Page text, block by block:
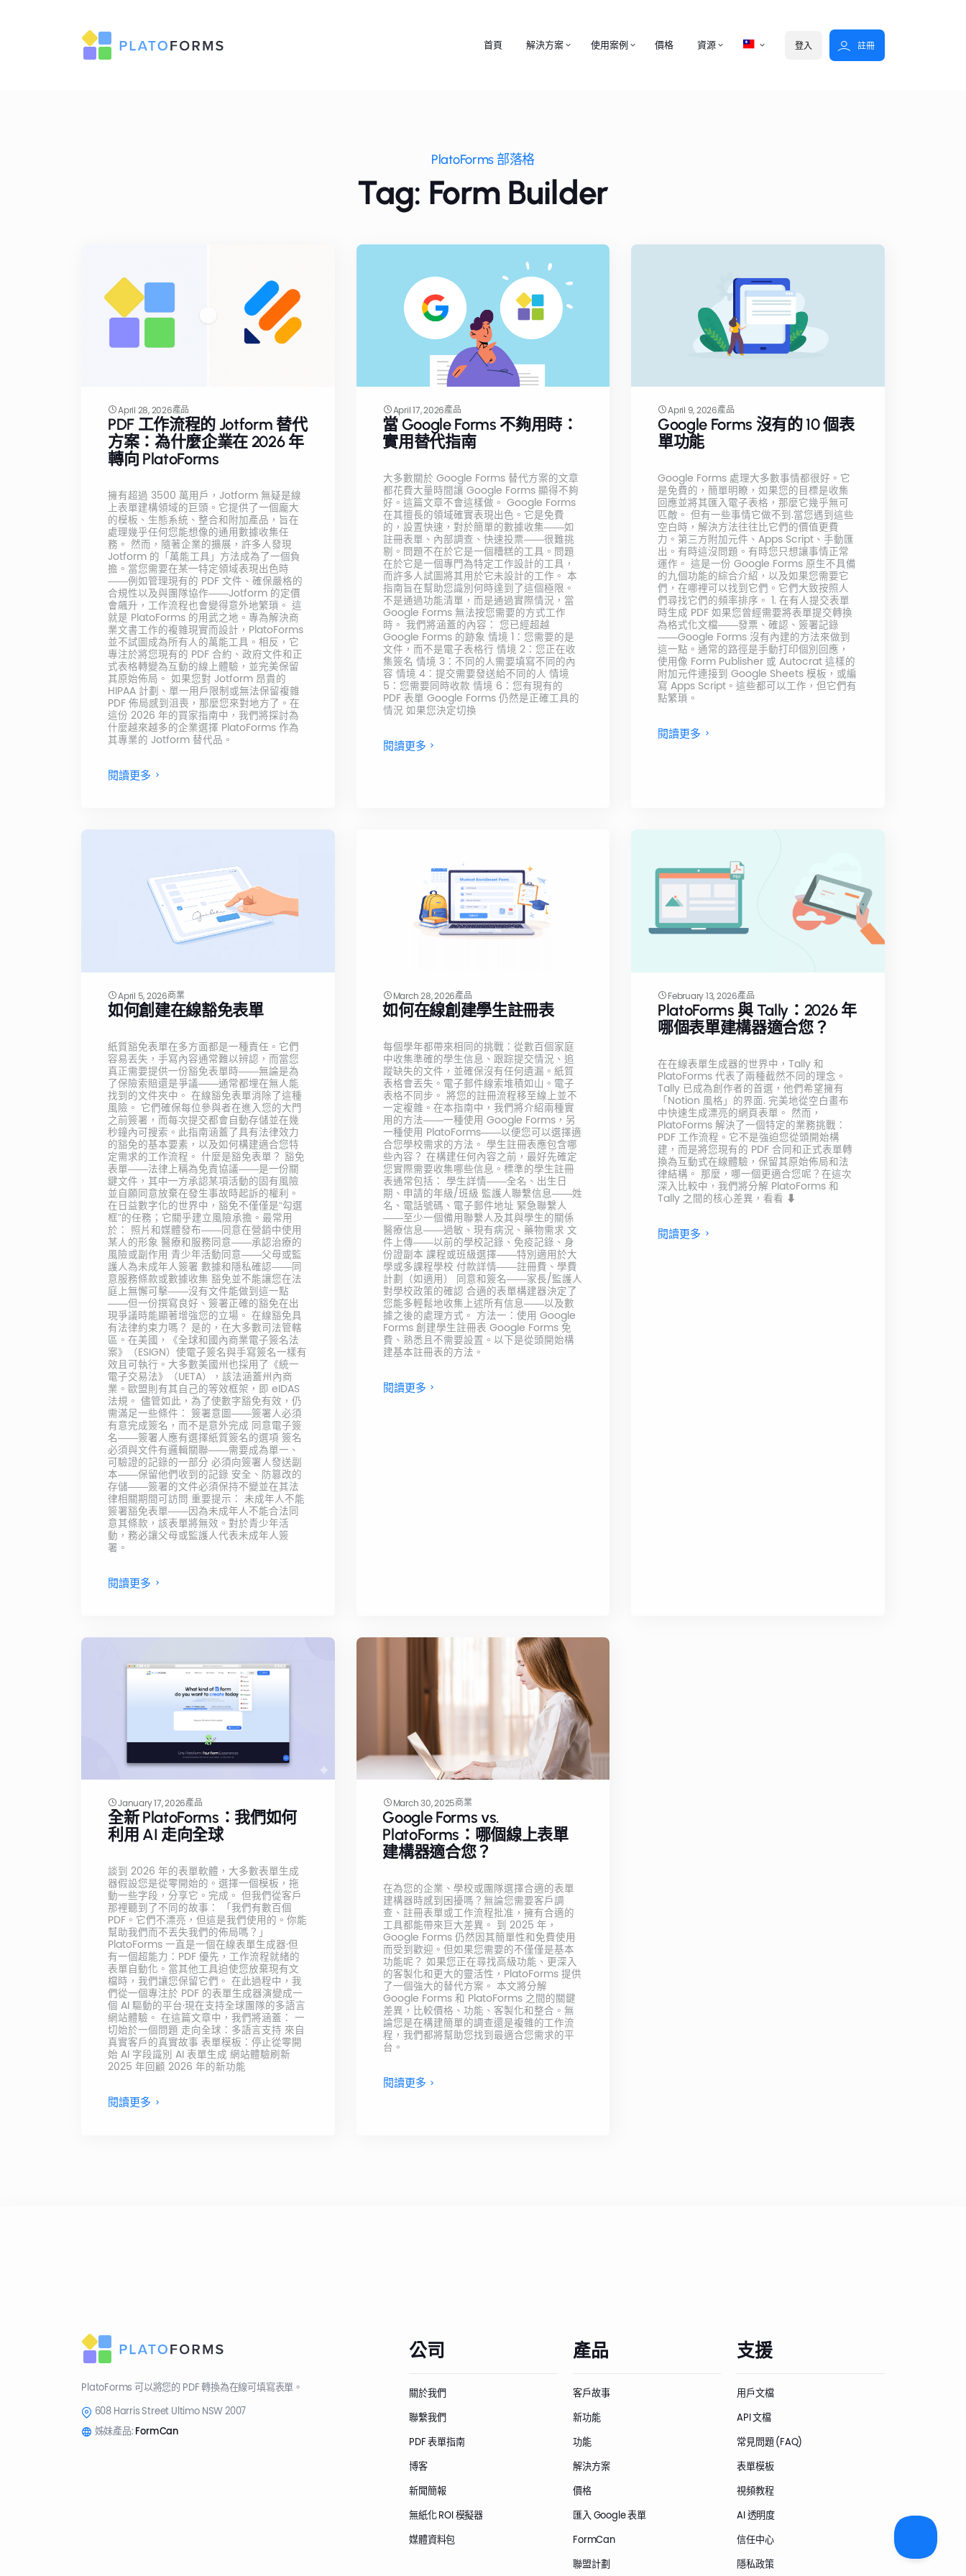
首頁 解決方案 使用案例 價格 資源 登入 註冊
PlatoForms 部落格
Tag: Form Builder
April 28, 2026產品
PDF 工作流程的 Jotform 替代
方案：為什麼企業在 2026 年
轉向 PlatoForms
擁有超過 3500 萬用戶，Jotform 無疑是線
上表單建構領域的巨頭。它提供了一個龐大
的模板、生態系統、整合和附加產品，旨在
處理幾乎任何您能想像的通用數據收集任
務。 然而，隨著企業的擴展，許多人發現
Jotform 的「萬能工具」方法成為了一個負
擔。當您需要在某一特定領域表現出色時
——例如管理現有的 PDF 文件、確保嚴格的
合規性以及與團隊協作——Jotform 的定價
會飆升，工作流程也會變得意外地繁瑣。 這
就是 PlatoForms 的用武之地。專為解決商
業文書工作的複雜現實而設計，PlatoForms
並不試圖成為所有人的萬能工具。相反，它
專注於將您現有的 PDF 合約、政府文件和正
式表格轉變為互動的線上體驗，並完美保留
其原始佈局。 如果您對 Jotform 昂貴的
HIPAA 計劃、單一用戶限制或無法保留複雜
PDF 佈局感到沮喪，那麼您來對地方了。在
這份 2026 年的買家指南中，我們將探討為
什麼越來越多的企業選擇 PlatoForms 作為
其專業的 Jotform 替代品。
閱讀更多
April 17, 2026產品
當 Google Forms 不夠用時：
實用替代指南
大多數關於 Google Forms 替代方案的文章
都花費大量時間讓 Google Forms 顯得不夠
好。這篇文章不會這樣做。 Google Forms
在其擅長的領域確實表現出色。它是免費
的，設置快速，對於簡單的數據收集——如
註冊表單、內部調查、快速投票——很難挑
剔。問題不在於它是一個糟糕的工具。問題
在於它是一個專門為特定工作設計的工具，
而許多人試圖將其用於它未設計的工作。 本
指南旨在幫助您識別何時達到了這個極限。
不是通過功能清單，而是通過實際情況，當
Google Forms 無法按您需要的方式工作
時。 我們將涵蓋的內容： 您已經超越
Google Forms 的跡象 情境 1：您需要的是
文件，而不是電子表格行 情境 2：您正在收
集簽名 情境 3：不同的人需要填寫不同的內
容 情境 4：提交需要發送給不同的人 情境
5：您需要同時收款 情境 6：您有現有的
PDF 表單 Google Forms 仍然是正確工具的
情況 如果您決定切換
閱讀更多
April 9, 2026產品
Google Forms 沒有的 10 個表
單功能
Google Forms 處理大多數事情都很好。它
是免費的，簡單明瞭，如果您的目標是收集
回應並將其匯入電子表格，那麼它幾乎無可
匹敵。 但有一些事情它做不到.當您遇到這些
空白時，解決方法往往比它們的價值更費
力。第三方附加元件、Apps Script、手動匯
出。有時這沒問題。有時您只想讓事情正常
運作。 這是一份 Google Forms 原生不具備
的九個功能的綜合介紹，以及如果您需要它
們，在哪裡可以找到它們。它們大致按照人
們尋找它們的頻率排序。 1. 在有人提交表單
時生成 PDF 如果您曾經需要將表單提交轉換
為格式化文檔——發票、確認、簽署記錄
——Google Forms 沒有內建的方法來做到
這一點。通常的路徑是手動打印個別回應，
使用像 Form Publisher 或 Autocrat 這樣的
附加元件連接到 Google Sheets 模板，或編
寫 Apps Script。這些都可以工作，但它們有
點繁瑣。
閱讀更多
April 5, 2026商業
如何創建在線豁免表單
紙質豁免表單在多方面都是一種責任。它們
容易丟失，手寫內容通常難以辨認，而當您
真正需要提供一份豁免表單時——無論是為
了保險索賠還是爭議——通常都埋在無人能
找到的文件夾中。 在線豁免表單消除了這種
風險。 它們確保每位參與者在進入您的大門
之前簽署，而每次提交都會自動存儲並在幾
秒鐘內可搜索。此指南涵蓋了具有法律效力
的豁免的基本要素，以及如何構建適合您特
定需求的工作流程。 什麼是豁免表單？ 豁免
表單——法律上稱為免責協議——是一份關
鍵文件，其中一方承認某項活動的固有風險
並自願同意放棄在發生事故時起訴的權利。
在日益數字化的世界中，豁免不僅僅是“勾選
框”的任務；它關乎建立風險承擔。最常用
於： 照片和媒體發布——同意在營銷中使用
某人的形象 醫療和服務同意——承認治療的
風險或副作用 青少年活動同意——父母或監
護人為未成年人簽署 數據和隱私確認——同
意服務條款或數據收集 豁免並不能讓您在法
庭上無懈可擊——沒有文件能做到這一點
——但一份撰寫良好、簽署正確的豁免在出
現爭議時能顯著增強您的立場。 在線豁免具
有法律約束力嗎？ 是的，在大多數司法管轄
區。在美國，《全球和國內商業電子簽名法
案》（ESIGN）使電子簽名與手寫簽名一樣有
效且可執行。大多數美國州也採用了《統一
電子交易法》（UETA），該法涵蓋州內商
業。歐盟則有其自己的等效框架，即 eIDAS
法規。 儘管如此，為了使數字豁免有效，仍
需滿足一些條件： 簽署意圖——簽署人必須
有意完成簽名，而不是意外完成 同意電子簽
名——簽署人應有選擇紙質簽名的選項 簽名
必須與文件有邏輯關聯——需要成為單一、
可驗證的記錄的一部分 必須向簽署人發送副
本——保留他們收到的記錄 安全、防篡改的
存儲——簽署的文件必須保持不變並在其法
律相關期間可訪問 重要提示： 未成年人不能
簽署豁免表單——因為未成年人不能合法同
意其條款，該表單將無效。對於青少年活
動，務必讓父母或監護人代表未成年人簽
署。
閱讀更多
March 28, 2026產品
如何在線創建學生註冊表
每個學年都帶來相同的挑戰：從數百個家庭
中收集準確的學生信息、跟踪提交情況、追
蹤缺失的文件，並確保沒有任何遺漏。紙質
表格會丟失。電子郵件線索堆積如山。電子
表格不同步。 將您的註冊流程移至線上並不
一定複雜。在本指南中，我們將介紹兩種實
用的方法——一種使用 Google Forms，另
一種使用 PlatoForms——以便您可以選擇適
合您學校需求的方法。 學生註冊表應包含哪
些內容？ 在構建任何內容之前，最好先確定
您實際需要收集哪些信息。標準的學生註冊
表通常包括： 學生詳情——全名、出生日
期、申請的年級/班級 監護人聯繫信息——姓
名、電話號碼、電子郵件地址 緊急聯繫人
——至少一個備用聯繫人及其與學生的關係
醫療信息——過敏、現有病況、藥物需求 文
件上傳——以前的學校記錄、免疫記錄、身
份證副本 課程或班級選擇——特別適用於大
學或多課程學校 付款詳情——註冊費、學費
計劃（如適用） 同意和簽名——家長/監護人
對學校政策的確認 合適的表單構建器決定了
您能多輕鬆地收集上述所有信息——以及數
據之後的處理方式。 方法一：使用 Google
Forms 創建學生註冊表 Google Forms 免
費、熟悉且不需要設置。以下是從頭開始構
建基本註冊表的方法。
閱讀更多
February 13, 2026產品
PlatoForms 與 Tally：2026 年
哪個表單建構器適合您？
在在線表單生成器的世界中，Tally 和
PlatoForms 代表了兩種截然不同的理念。
Tally 已成為創作者的首選，他們希望擁有
「Notion 風格」的界面. 完美地從空白畫布
中快速生成漂亮的網頁表單。 然而，
PlatoForms 解決了一個特定的業務挑戰：
PDF 工作流程。它不是強迫您從頭開始構
建，而是將您現有的 PDF 合同和正式表單轉
換為互動式在線體驗，保留其原始佈局和法
律結構。 那麼，哪一個更適合您呢？在這次
深入比較中，我們將分解 PlatoForms 和
Tally 之間的核心差異，看看 ⬇
閱讀更多
January 17, 2026產品
全新 PlatoForms：我們如何
利用 AI 走向全球
談到 2026 年的表單軟體，大多數表單生成
器假設您是從零開始的。選擇一個模板，拖
動一些字段，分享它。完成。 但我們從客戶
那裡聽到了不同的故事： 「我們有數百個
PDF。它們不漂亮，但這是我們使用的。你能
幫助我們而不丟失我們的佈局嗎？」
PlatoForms 一直是一個在線表單生成器·但
有一個超能力：PDF 優先，工作流程就緒的
表單自動化。當其他工具迫使您放棄現有文
檔時，我們讓您保留它們。 在此過程中，我
們從一個專注於 PDF 的表單生成器演變成一
個 AI 驅動的平台·現在支持全球團隊的多語言
網站體驗。 在這篇文章中，我們將涵蓋： 一
切始於一個問題 走向全球：多語言支持 來自
真實客戶的真實故事 表單模板：停止從零開
始 AI 字段識別 AI 表單生成 網站體驗刷新
2025 年回顧 2026 年的新功能
閱讀更多
March 30, 2025商業
Google Forms vs.
PlatoForms：哪個線上表單
建構器適合您？
在為您的企業、學校或團隊選擇合適的表單
建構器時感到困擾嗎？無論您需要客戶調
查、註冊表單或工作流程批准，擁有合適的
工具都能帶來巨大差異。 到 2025 年，
Google Forms 仍然因其簡單性和免費使用
而受到歡迎。但如果您需要的不僅僅是基本
功能呢？ 如果您正在尋找高級功能、更深入
的客製化和更大的靈活性，PlatoForms 提供
了一個強大的替代方案。 本文將分解
Google Forms 和 PlatoForms 之間的關鍵
差異，比較價格、功能、客製化和整合。無
論您是在構建簡單的調查還是複雜的工作流
程，我們都將幫助您找到最適合您需求的平
台。
閱讀更多
PlatoForms 可以將您的 PDF 轉換為在線可填寫表單。
608 Harris Street Ultimo NSW 2007
姊妹產品: FormCan
公司
關於我們
聯繫我們
PDF 表單指南
博客
新聞簡報
無紙化 ROI 模擬器
媒體資料包
產品
客戶故事
新功能
功能
解決方案
價格
匯入 Google 表單
FormCan
聯盟計劃
支援
用戶文檔
API 文檔
常見問題 (FAQ)
表單模板
視頻教程
AI 透明度
信任中心
隱私政策